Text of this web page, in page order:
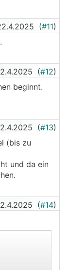
(#11)
(#12)
beginnt.
(#13)
(bis zu
und da ein
(#14)